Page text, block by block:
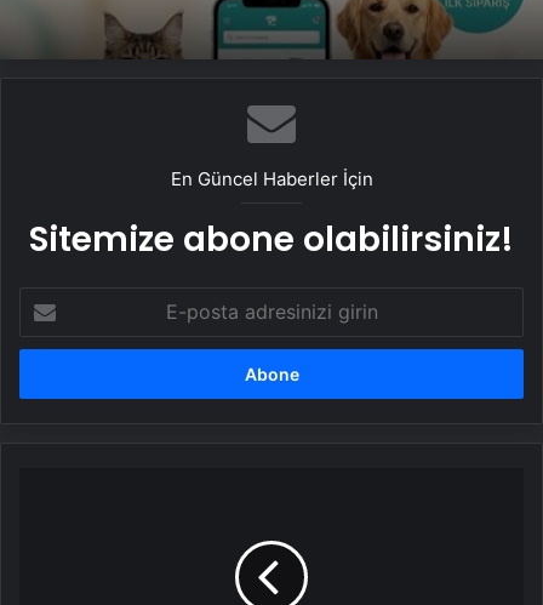
En Güncel Haberler İçin
Sitemize abone olabilirsiniz!
posta
adresinizi